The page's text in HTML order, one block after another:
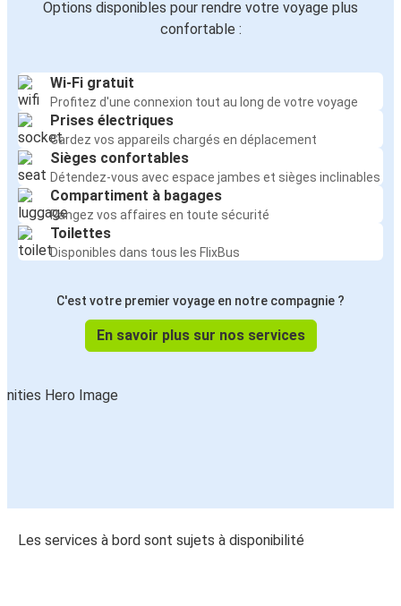
Options disponibles pour rendre votre voyage plus
confortable :
Wi-Fi gratuit
Profitez d'une connexion tout au long de votre voyage
Prises électriques
Gardez vos appareils chargés en déplacement
Sièges confortables
Détendez-vous avec espace jambes et sièges inclinables
Compartiment à bagages
Rangez vos affaires en toute sécurité
Toilettes
Disponibles dans tous les FlixBus
C'est votre premier voyage en notre compagnie ?
En savoir plus sur nos services
Les services à bord sont sujets à disponibilité